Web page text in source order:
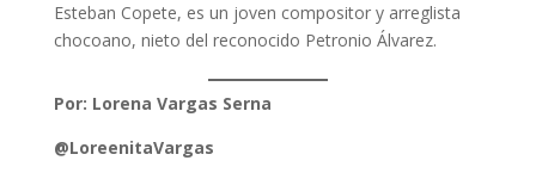
Esteban Copete, es un joven compositor y arreglista
chocoano, nieto del reconocido Petronio Álvarez.
Por: Lorena Vargas Serna
@LoreenitaVargas